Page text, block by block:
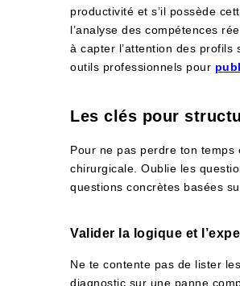
productivité et s’il possède
l’analyse des compétences
à capter l’attention des profils
outils professionnels pour
Les clés pour
Pour ne pas perdre ton
chirurgicale. Oublie les
questions concrètes basées
Valider la logique et
Ne te contente pas de lister
diagnostic sur une panne